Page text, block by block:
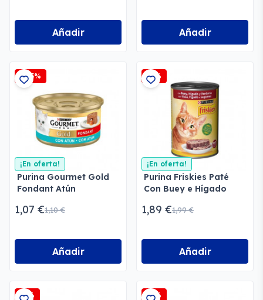
Añadir Añadir
-2,5%
¡En oferta!
Purina Gourmet Gold
Fondant Atún
1,07 €1,10 €
Añadir
-5%
¡En oferta!
Purina Friskies Paté
Con Buey e Hígado
1,89 €1,99 €
Añadir
-5% -3%